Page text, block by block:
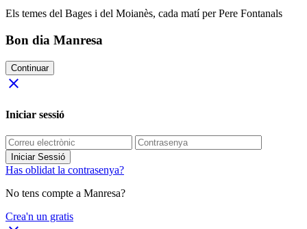
Els temes del Bages i del Moianès, cada matí per Pere Fontanals
Bon dia Manresa
Continuar
close
Iniciar sessió
Iniciar Sessió
Has oblidat la contrasenya?
No tens compte a Manresa?
Crea'n un gratis